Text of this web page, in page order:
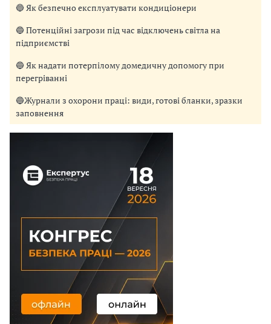
🔵 Як безпечно експлуатувати кондиціонери
🔵 Потенційні загрози під час відключень світла на
підприємстві
🔵 Як надати потерпілому домедичну допомогу при
перегріванні
🔵Журнали з охорони праці: види, готові бланки, зразки
заповнення